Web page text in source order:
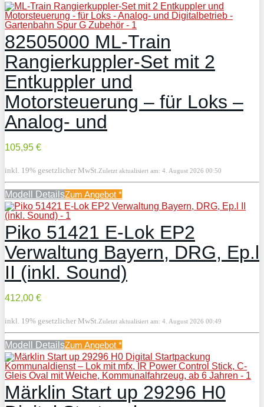
82505000 ML-Train
Rangierkuppler-Set mit 2
Entkuppler und
Motorsteuerung – für Loks –
Analog- und
105,95 €
inkl. 19% gesetzlicher MwSt. Zuletzt aktualisiert am: 4. August 2026 00:50
Modell DetailsZum Angebot *
Piko 51421 E-Lok EP2
Verwaltung Bayern, DRG, Ep.l
II (inkl. Sound)
412,00 €
inkl. 19% gesetzlicher MwSt. Zuletzt aktualisiert am: 4. August 2026 00:49
Modell DetailsZum Angebot *
Märklin Start up 29296 H0